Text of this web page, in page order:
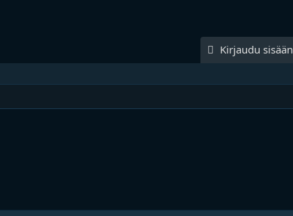
Kirjaudu sisään